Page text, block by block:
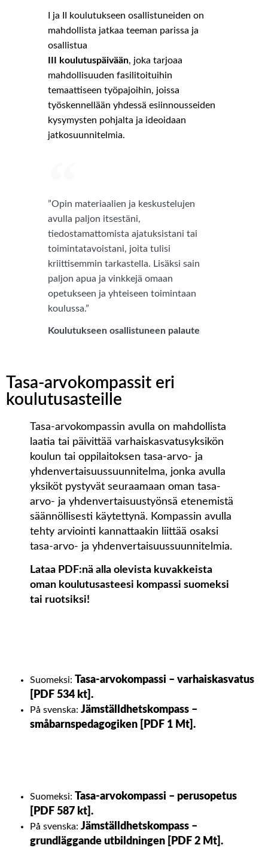
I ja II koulutukseen osallistuneiden on
mahdollista jatkaa teeman parissa ja
osallistua
III koulutuspäivään, joka tarjoaa
mahdollisuuden fasilitoituihin
temaattiseen työpajoihin, joissa
työskennellään yhdessä esiinnousseiden
kysymysten pohjalta ja ideoidaan
jatkosuunnitelmia.
”Opin materiaalien ja keskustelujen
avulla paljon itsestäni,
tiedostamattomista ajatuksistani tai
toimintatavoistani, joita tulisi
kriittisemmin tarkastella. Lisäksi sain
paljon apua ja vinkkejä omaan
opetukseen ja yhteiseen toimintaan
koulussa.”
Koulutukseen osallistuneen palaute
Tasa-arvokompassit eri
koulutusasteille
Tasa-arvokompassin avulla on mahdollista
laatia tai päivittää varhaiskasvatusyksikön
koulun tai oppilaitoksen tasa-arvo- ja
yhdenvertaisuussuunnitelma, jonka avulla
yksiköt pystyvät seuraamaan oman tasa-
arvo- ja yhdenvertaisuustyönsä etenemistä
säännöllisesti käytettynä. Kompassin avulla
tehty arviointi kannattaakin liittää osaksi
tasa-arvo- ja yhdenvertaisuussuunnitelmia.
Lataa PDF:nä alla olevista kuvakkeista
oman koulutusasteesi kompassi suomeksi
tai ruotsiksi!
Suomeksi:
Tasa-arvokompassi – varhaiskasvatus
[PDF 534 kt].
På svenska: Jämställdhetskompass –
småbarnspedagogiken [PDF 1 Mt].
Suomeksi:
Tasa-arvokompassi – perusopetus
[PDF 587 kt].
På svenska: Jämställdhetskompass –
grundläggande utbildningen [PDF 2 Mt].